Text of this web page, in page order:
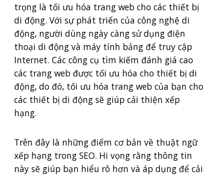
trọng là tối ưu hóa trang web cho các thiết bị
di động. Với sự phát triển của công nghệ di
động, người dùng ngày càng sử dụng điện
thoại di động và máy tính bảng để truy cập
Internet. Các công cụ tìm kiếm đánh giá cao
các trang web được tối ưu hóa cho thiết bị di
động, do đó, tối ưu hóa trang web của bạn cho
các thiết bị di động sẽ giúp cải thiện xếp
hạng.
Trên đây là những điểm cơ bản về thuật ngữ
xếp hạng trong SEO. Hi vọng rằng thông tin
này sẽ giúp bạn hiểu rõ hơn và áp dụng để cải